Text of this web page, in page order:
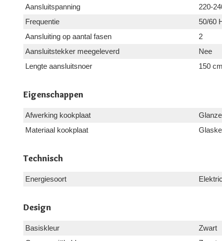
Aansluitspanning
220-
Frequentie
50/60
Aansluiting op aantal fasen
2
Aansluitstekker meegeleverd
Nee
Lengte aansluitsnoer
150 cm
Eigenschappen
Afwerking kookplaat
Materiaal kookplaat
Technisch
Energiesoort
Design
Basiskleur
Zwart